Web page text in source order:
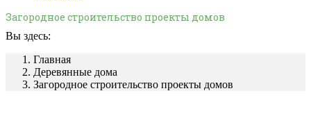
Загородное строительство проекты домов
Вы здесь:
Главная
Деревянные дома
Загородное строительство проекты домов